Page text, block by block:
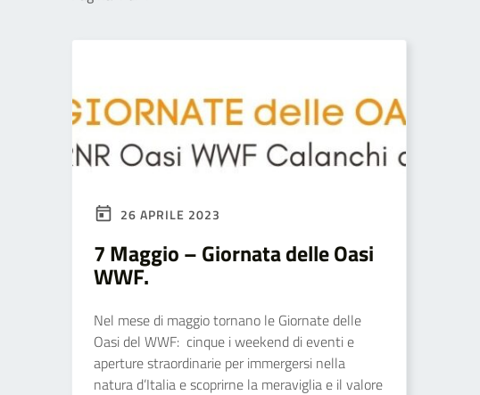
26 APRILE 2023
7 Maggio – Giornata delle Oasi
WWF.
Nel mese di maggio tornano le Giornate delle
Oasi del WWF: cinque i weekend di eventi e
aperture straordinarie per immergersi nella
natura d’Italia e scoprirne la meraviglia e il valore